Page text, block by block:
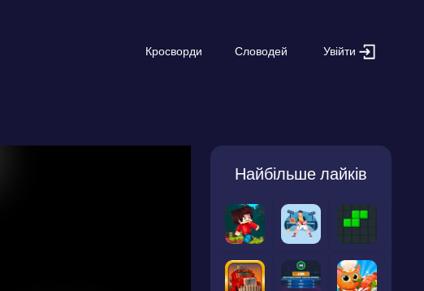
Кросворди Словодей Увійти
Найбільше лайків